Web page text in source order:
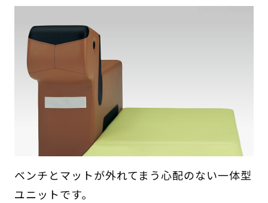
ベンチとマットが外れてまう心配のない一体型
ユニットです。